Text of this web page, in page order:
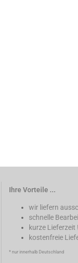
Ihre Vorteile ...
wir liefern
schnelle
kurze Lieferzeit !
kostenfreie
* nur innerhalb Deutschland